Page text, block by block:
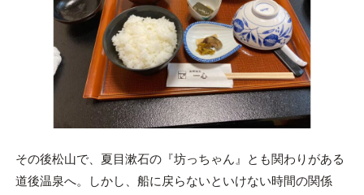
その後松山で、夏目漱石の『坊っちゃん』とも関わりがある
道後温泉へ。しかし、船に戻らないといけない時間の関係